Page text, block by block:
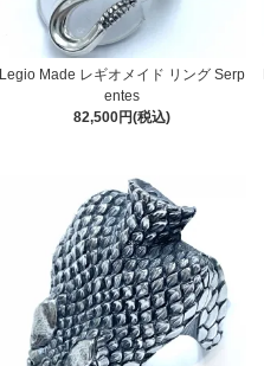
Legio Made レギオメイド リング Serp
entes
82,500円(税込)